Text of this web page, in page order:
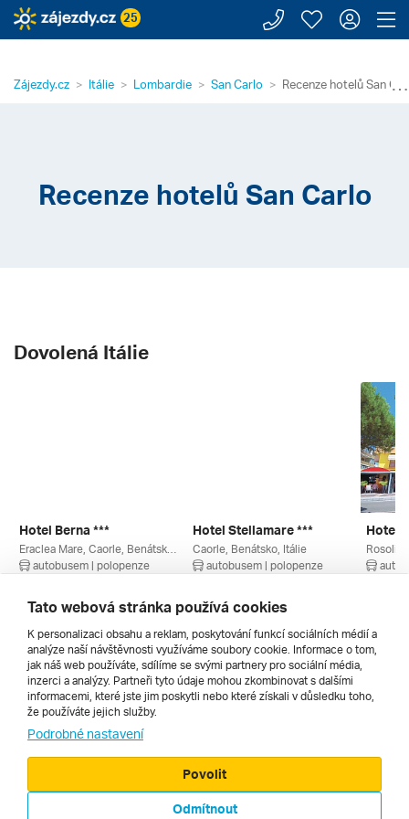
25 Zavolejte
Moje
⋯
Zájezdy.cz Itálie Lombardie San Carlo Recenze hotelů San
Recenze hotelů San Carlo
Dovolená Itálie
Hotel Berna ***
autobusem | polopenze
20 570 Kč
Hotel Stellamare ***
Caorle, Benátsko, Itálie
autobusem | polopenze
20 705 Kč
Hotel
Všechny
Cestopisy
Tato webová stránka používá cookies
K personalizaci obsahu a reklam, poskytování funkcí sociálních médií a
analýze naší návštěvnosti využíváme soubory cookie. Informace o tom,
jak náš web používáte, sdílíme se svými partnery pro sociální média,
inzerci a analýzy. Partneři tyto údaje mohou zkombinovat s dalšími
informacemi, které jste jim poskytli nebo které získali v důsledku toho,
že používáte jejich služby.
Podrobné nastavení
Odmítnout
Povolit